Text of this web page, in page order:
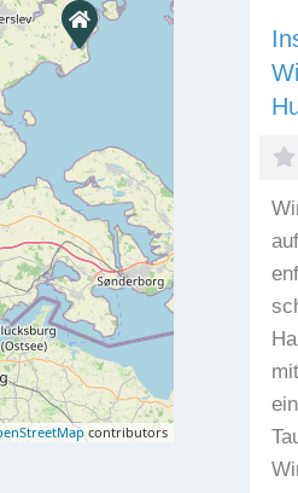
contributors